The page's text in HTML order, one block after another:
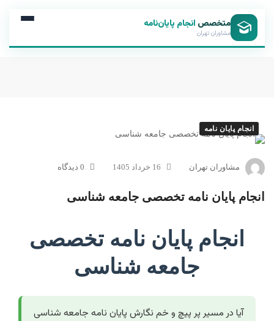
متخصص انجام پایان‌نامه
مشاوران تهران
انجام پایان نامه
مشاوران تهران 16 خرداد 1405 0 دیدگاه
انجام پایان نامه تخصصی جامعه شناسی
انجام پایان نامه تخصصی
جامعه شناسی
آیا در مسیر پر پیچ و خم نگارش پایان نامه جامعه شناسی